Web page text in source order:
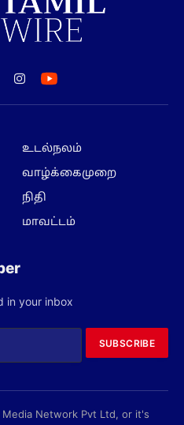
Instagram
உடல்நலம்
வாழ்க்கைமுறை
நிதி
மாவட்டம்
in your inbox
SUBSCRIBE
Network Pvt Ltd, or it's